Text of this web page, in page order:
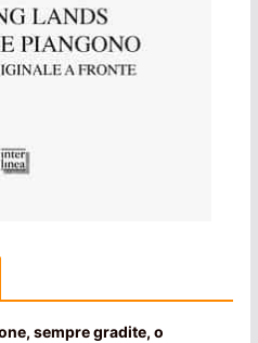
sempre gradite, o